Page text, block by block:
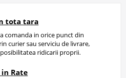
tota tara
comanda in orice punct din
curier sau serviciu de livrare,
ridicarii proprii.
Rate